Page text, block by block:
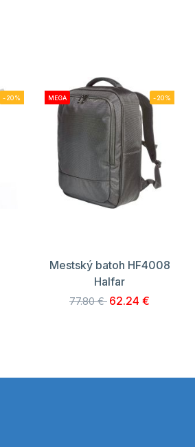
-20% MEGA -20%
Mestský batoh HF4008
Halfar
77.80 € 62.24 €